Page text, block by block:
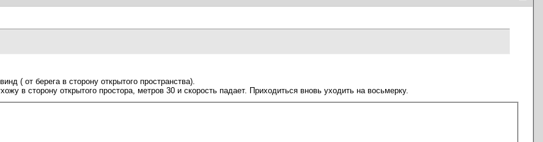
( от берега в сторону открытого пространства).
в сторону открытого простора, метров 30 и скорость падает. Приходиться вновь уходить на восьмерку.